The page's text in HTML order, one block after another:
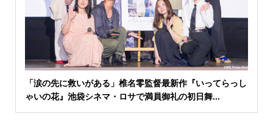
「涙の先に救いがある」椎名零監督最新作『いってらっし
ゃいの花』池袋シネマ・ロサで満員御礼の初日舞...